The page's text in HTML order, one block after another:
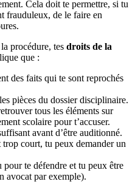
Cela doit te permettre, si tu
frauduleux, de le faire en
procédure, tes droits de la
que :
des faits qui te sont reprochés
pièces du dossier disciplinaire.
tous les éléments sur
scolaire pour t’accuser.
avant d’être auditionné.
trop court, tu peux demander un
te défendre et tu peux être
avocat par exemple).